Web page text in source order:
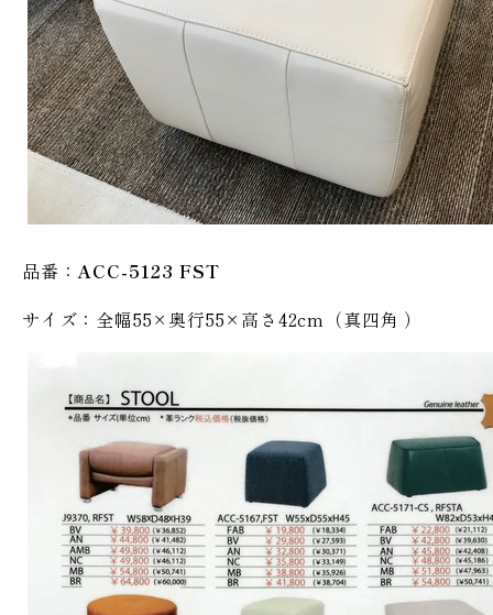
品番：ACC-5123 FST
サイズ：全幅55×奥行55×高さ42cm（真四角 ）